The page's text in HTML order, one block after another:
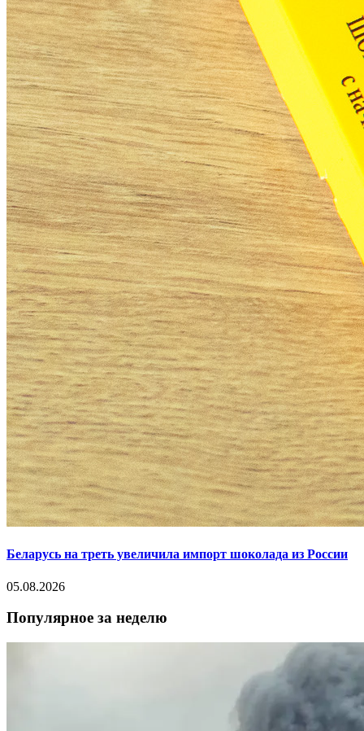
Беларусь на треть увеличила импорт шоколада из России
05.08.2026
Популярное за неделю